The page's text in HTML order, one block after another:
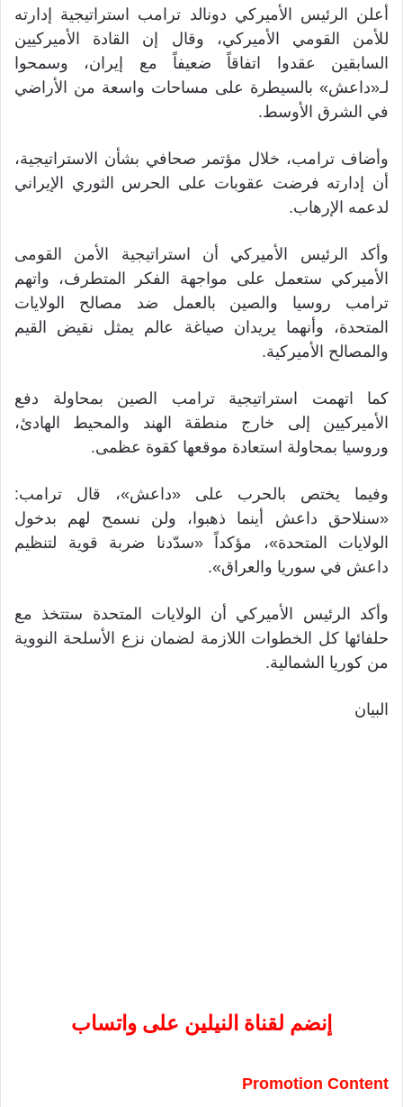
أعلن الرئيس الأميركي دونالد ترامب استراتيجية إدارته
للأمن القومي الأميركي، وقال إن القادة الأميركيين
السابقين عقدوا اتفاقاً ضعيفاً مع إيران، وسمحوا
لـ«داعش» بالسيطرة على مساحات واسعة من الأراضي
في الشرق الأوسط.
وأضاف ترامب، خلال مؤتمر صحافي بشأن الاستراتيجية،
أن إدارته فرضت عقوبات على الحرس الثوري الإيراني
لدعمه الإرهاب.
وأكد الرئيس الأميركي أن استراتيجية الأمن القومى
الأميركي ستعمل على مواجهة الفكر المتطرف، واتهم
ترامب روسيا والصين بالعمل ضد مصالح الولايات
المتحدة، وأنهما يريدان صياغة عالم يمثل نقيض القيم
والمصالح الأميركية.
كما اتهمت استراتيجية ترامب الصين بمحاولة دفع
الأميركيين إلى خارج منطقة الهند والمحيط الهادئ،
وروسيا بمحاولة استعادة موقعها كقوة عظمى.
وفيما يختص بالحرب على «داعش»، قال ترامب:
«سنلاحق داعش أينما ذهبوا، ولن نسمح لهم بدخول
الولايات المتحدة»، مؤكداً «سدّدنا ضربة قوية لتنظيم
داعش في سوريا والعراق».
وأكد الرئيس الأميركي أن الولايات المتحدة ستتخذ مع
حلفائها كل الخطوات اللازمة لضمان نزع الأسلحة النووية
من كوريا الشمالية.
البيان
إنضم لقناة النيلين على واتساب
Promotion Content